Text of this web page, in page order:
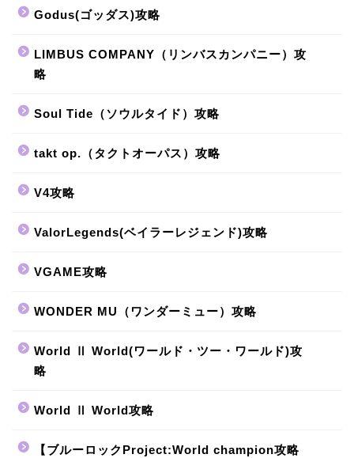
Godus(ゴッダス)攻略
LIMBUS COMPANY（リンバスカンパニー）攻
略
Soul Tide（ソウルタイド）攻略
takt op.（タクトオーパス）攻略
V4攻略
ValorLegends(ベイラーレジェンド)攻略
VGAME攻略
WONDER MU（ワンダーミュー）攻略
World Ⅱ World(ワールド・ツー・ワールド)攻
略
World Ⅱ World攻略
【ブルーロックProject:World champion攻略